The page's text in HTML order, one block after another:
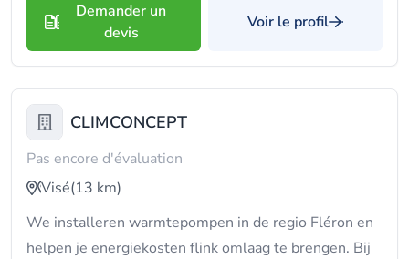
Demander un
devis
Voir le profil
CLIMCONCEPT
Pas encore d'évaluation
Visé(13 km)
We installeren warmtepompen in de regio Fléron en
helpen je energiekosten flink omlaag te brengen. Bij